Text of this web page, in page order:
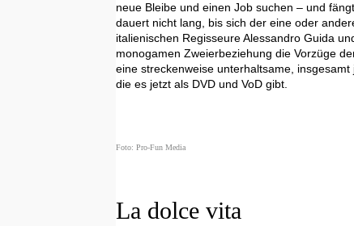
neue Bleibe und einen Job suchen – und
dauert nicht lang, bis sich der eine oder
italienischen Regisseure Alessandro Guida
monogamen Zweierbeziehung die Vorzüge
eine streckenweise unterhaltsame,
die es jetzt als DVD und VoD gibt.
Foto: Pro-Fun Media
La dolce vita